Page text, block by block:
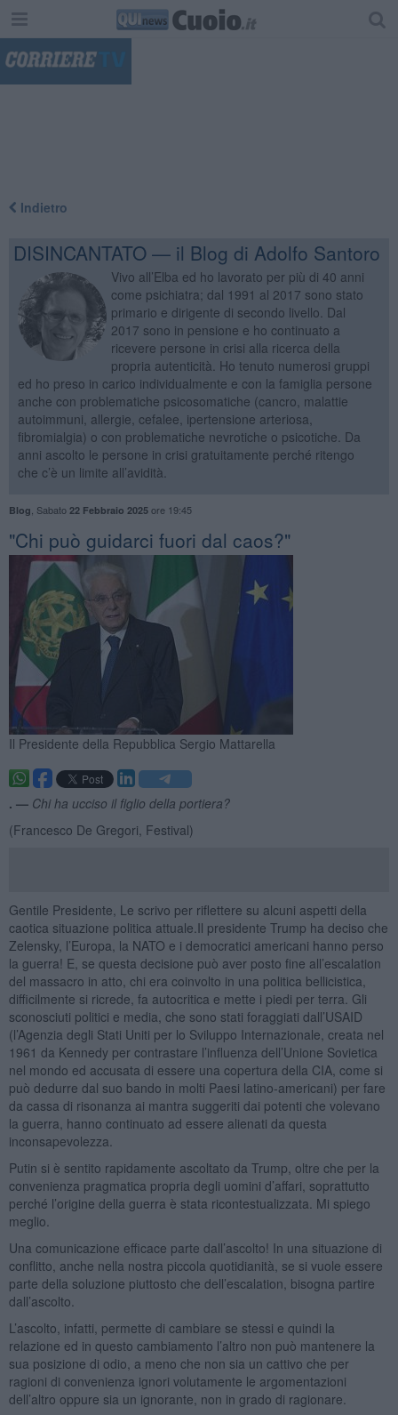
Indietro
DISINCANTATO — il Blog di Adolfo Santoro
Vivo all’Elba ed ho lavorato per più di 40 anni
come psichiatra; dal 1991 al 2017 sono stato
primario e dirigente di secondo livello. Dal
2017 sono in pensione e ho continuato a
ricevere persone in crisi alla ricerca della
propria autenticità. Ho tenuto numerosi gruppi
ed ho preso in carico individualmente e con la famiglia persone
anche con problematiche psicosomatiche (cancro, malattie
autoimmuni, allergie, cefalee, ipertensione arteriosa,
fibromialgia) o con problematiche nevrotiche o psicotiche. Da
anni ascolto le persone in crisi gratuitamente perché ritengo
che c’è un limite all’avidità.
Blog Sabato 22 Febbraio 2025ore 19:45
"Chi può guidarci fuori dal caos?"
Il Presidente della Repubblica Sergio Mattarella
. — Chi ha ucciso il figlio della portiera?
(Francesco De Gregori, Festival)
Gentile Presidente, Le scrivo per riflettere su alcuni aspetti della
caotica situazione politica attuale.Il presidente Trump ha deciso che
Zelensky, l’Europa, la NATO e i democratici americani hanno perso
la guerra! E, se questa decisione può aver posto fine all’escalation
del massacro in atto, chi era coinvolto in una politica bellicistica,
difficilmente si ricrede, fa autocritica e mette i piedi per terra. Gli
sconosciuti politici e media, che sono stati foraggiati dall’USAID
(l’Agenzia degli Stati Uniti per lo Sviluppo Internazionale, creata nel
1961 da Kennedy per contrastare l’influenza dell’Unione Sovietica
nel mondo ed accusata di essere una copertura della CIA, come si
può dedurre dal suo bando in molti Paesi latino-americani) per fare
da cassa di risonanza ai mantra suggeriti dai potenti che volevano
la guerra, hanno continuato ad essere alienati da questa
inconsapevolezza.
Putin si è sentito rapidamente ascoltato da Trump, oltre che per la
convenienza pragmatica propria degli uomini d’affari, soprattutto
perché l’origine della guerra è stata ricontestualizzata. Mi spiego
meglio.
Una comunicazione efficace parte dall’ascolto! In una situazione di
conflitto, anche nella nostra piccola quotidianità, se si vuole essere
parte della soluzione piuttosto che dell’escalation, bisogna partire
dall’ascolto.
L’ascolto, infatti, permette di cambiare se stessi e quindi la
relazione ed in questo cambiamento l’altro non può mantenere la
sua posizione di odio, a meno che non sia un cattivo che per
ragioni di convenienza ignori volutamente le argomentazioni
dell’altro oppure sia un ignorante, non in grado di ragionare.